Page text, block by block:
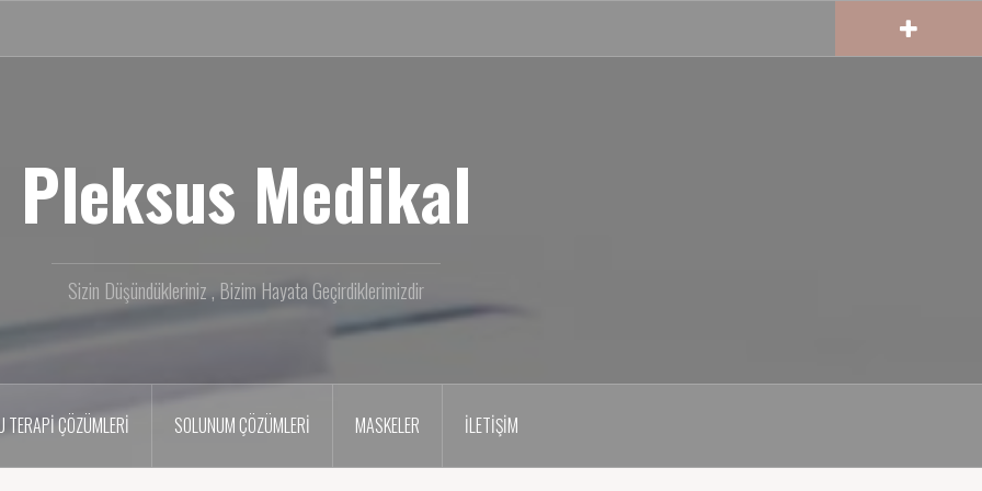
Pleksus Medikal
Sizin Düşündükleriniz , Bizim Hayata Geçirdiklerimizdir
TERAPI ÇÖZÜMLERI SOLUNUM ÇÖZÜMLERİ MASKELER İLETIŞIM